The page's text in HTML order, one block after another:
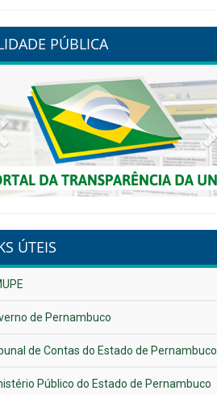
PÚBLICA
Previous
ÚTEIS
de Pernambuco
de Contas do Estado de Pernambuco
Público do Estado de Pernambuco